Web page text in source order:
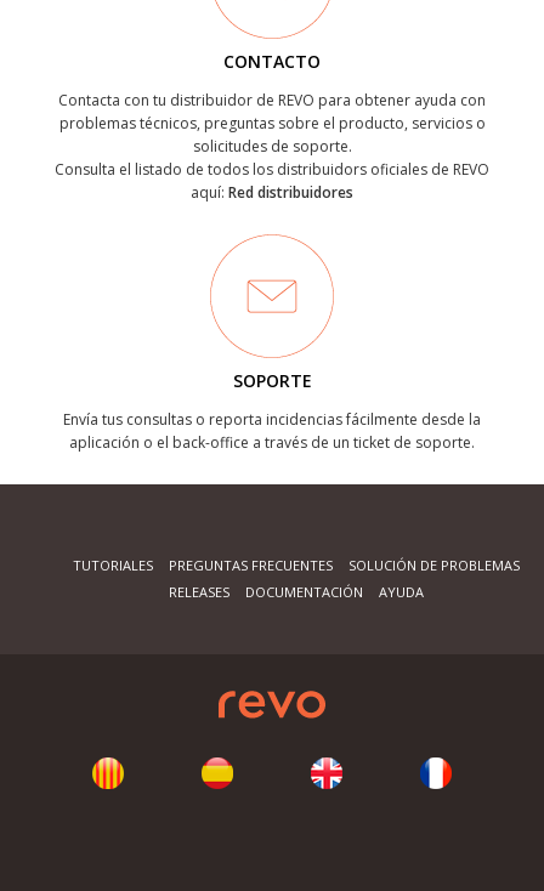
CONTACTO
Contacta con tu distribuidor de REVO para obtener ayuda con
problemas técnicos, preguntas sobre el producto, servicios o
solicitudes de soporte.
Consulta el listado de todos los distribuidors oficiales de REVO
aquí: Red distribuidores
SOPORTE
Envía tus consultas o reporta incidencias fácilmente desde la
aplicación o el back-office a través de un ticket de soporte.
TUTORIALES PREGUNTAS FRECUENTES
SOLUCIÓN DE PROBLEMAS
RELEASES
DOCUMENTACIÓN AYUDA